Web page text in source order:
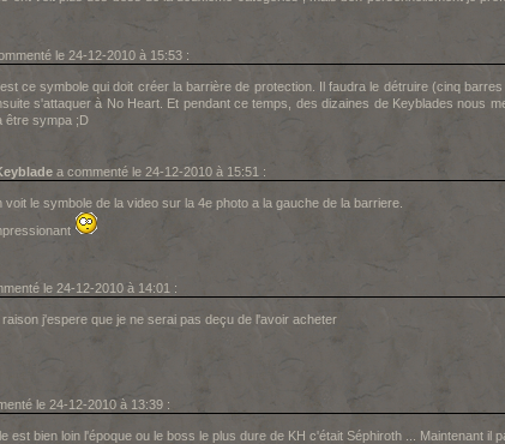
le 24-12-2010 à 15:53 :
ce symbole qui doit créer la barrière de protection. Il faudra le détruire (cinq
s'attaquer à No Heart. Et pendant ce temps, des dizaines de Keyblades nous
être sympa ;D
a commenté le 24-12-2010 à 15:51 :
voit le symbole de la video sur la 4e photo a la gauche de la barriere.
le 24-12-2010 à 14:01 :
raison j'espere que je ne serai pas deçu de l'avoir acheter
le 24-12-2010 à 13:39 :
est bien loin l'époque ou le boss le plus dure de KH c'était Séphiroth ... Maintenant il